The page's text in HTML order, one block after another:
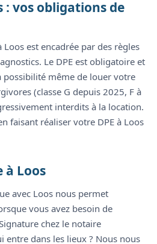
: vos obligations de
est encadrée par des règles
Le DPE est obligatoire et
même de louer votre
(classe G depuis 2025, F à
interdits à la location.
faisant réaliser votre DPE à Loos
à Loos
avec Loos nous permet
vous avez besoin de
chez le notaire
entre dans les lieux ? Nous nous